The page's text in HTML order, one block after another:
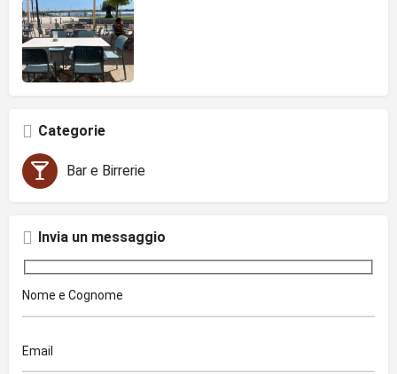
Categorie
Bar e Birrerie
Invia un messaggio